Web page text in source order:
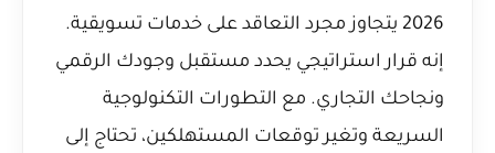
2026 يتجاوز مجرد التعاقد على خدمات تسويقية.
إنه قرار استراتيجي يحدد مستقبل وجودك الرقمي
ونجاحك التجاري. مع التطورات التكنولوجية
السريعة وتغير توقعات المستهلكين، تحتاج إلى